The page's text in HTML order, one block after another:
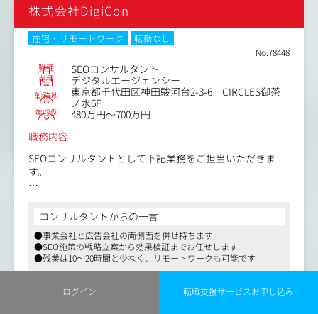
ログイン 転職支援サービスお申し込み
でDR向上
・PR施策とも連携し、ブランド検索と EEATを底上げ
■AIO（AI Optimization）／LLMO（Large Language Mode
l Optimization）
・Google AI Overview・生成AI検索におけるAIアンサー獲
得を支援
・エンティティ強化・構造化データ最適化でLLMに“正し
く・濃く”情報を給餌
株式会社DigiCon
在宅・リモートワーク
転勤なし
No.78448
職種 SEOコンサルタント
業種 デジタルエージェンシー
勤務地
東京都千代田区神田駿河台2-3-6 CIRCLES御茶
ノ水6F
年収例
480万円～700万円
職務内容
SEOコンサルタントとして下記業務をご担当いただきま
す。
・キーワードの選定と戦略立案
・コンテンツの最適化（質、配置、構成など）
・内部施策の要件定義・改善提案
・検索エンジンアルゴリズムの理解と対策
・成果モニタリングとレポート作成など
SEO施策の戦略立案から効果検証までお任せします。キー
コンサルタントからの一言
●事業会社と広告会社の両側面を併せ持ちます
●SEO施策の戦略立案から効果検証までお任せします
●残業は10～20時間と少なく、リモートワークも可能です
詳細を見る